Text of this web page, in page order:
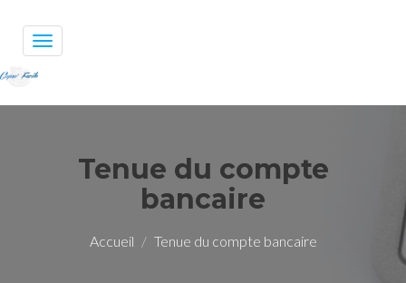
Toggle
navigation
Tenue du compte
bancaire
Accueil Tenue du compte bancaire